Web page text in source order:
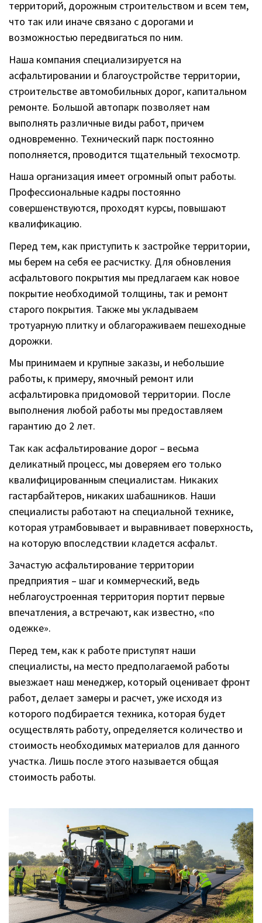
территорий, дорожным строительством и всем тем,
что так или иначе связано с дорогами и
возможностью передвигаться по ним.
Наша компания специализируется на
асфальтировании и благоустройстве территории,
строительстве автомобильных дорог, капитальном
ремонте. Большой автопарк позволяет нам
выполнять различные виды работ, причем
одновременно. Технический парк постоянно
пополняется, проводится тщательный техосмотр.
Наша организация имеет огромный опыт работы.
Профессиональные кадры постоянно
совершенствуются, проходят курсы, повышают
квалификацию.
Перед тем, как приступить к застройке территории,
мы берем на себя ее расчистку. Для обновления
асфальтового покрытия мы предлагаем как новое
покрытие необходимой толщины, так и ремонт
старого покрытия. Также мы укладываем
тротуарную плитку и облагораживаем пешеходные
дорожки.
Мы принимаем и крупные заказы, и небольшие
работы, к примеру, ямочный ремонт или
асфальтировка придомовой территории. После
выполнения любой работы мы предоставляем
гарантию до 2 лет.
Так как асфальтирование дорог – весьма
деликатный процесс, мы доверяем его только
квалифицированным специалистам. Никаких
гастарбайтеров, никаких шабашников. Наши
специалисты работают на специальной технике,
которая утрамбовывает и выравнивает поверхность,
на которую впоследствии кладется асфальт.
Зачастую асфальтирование территории
предприятия – шаг и коммерческий, ведь
неблагоустроенная территория портит первые
впечатления, а встречают, как известно, «по
одежке».
Перед тем, как к работе приступят наши
специалисты, на место предполагаемой работы
выезжает наш менеджер, который оценивает фронт
работ, делает замеры и расчет, уже исходя из
которого подбирается техника, которая будет
осуществлять работу, определяется количество и
стоимость необходимых материалов для данного
участка. Лишь после этого называется общая
стоимость работы.